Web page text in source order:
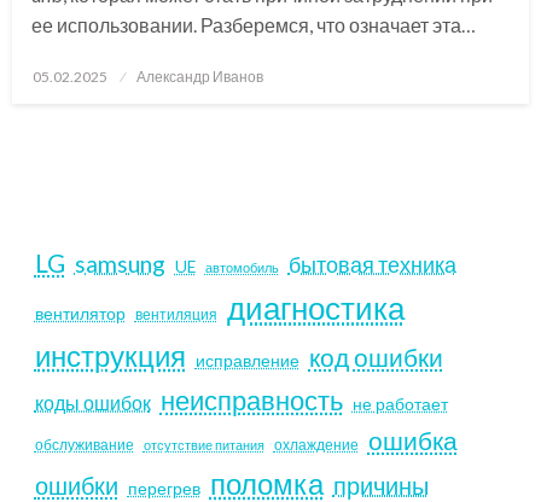
ее использовании. Разберемся, что означает эта…
Posted
05.02.2025 Александр Иванов
LG samsung UE автомобиль бытовая техника
вентилятор вентиляция диагностика
инструкция исправление код ошибки
коды ошибок неисправность не работает
обслуживание отсутствие питания охлаждение ошибка
ошибки
перегрев поломка причины